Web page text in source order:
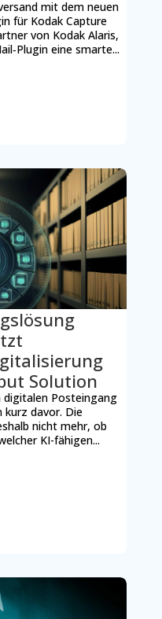
mit dem neuen
für Kodak Capture
von Kodak Alaris,
eine smarte...
Solution
digitalen Posteingang
davor. Die
nicht mehr, ob
KI-fähigen...